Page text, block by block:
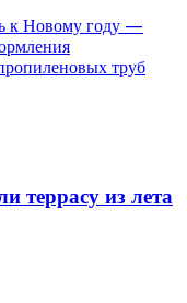
к Новому году —
труб
террасу из лета